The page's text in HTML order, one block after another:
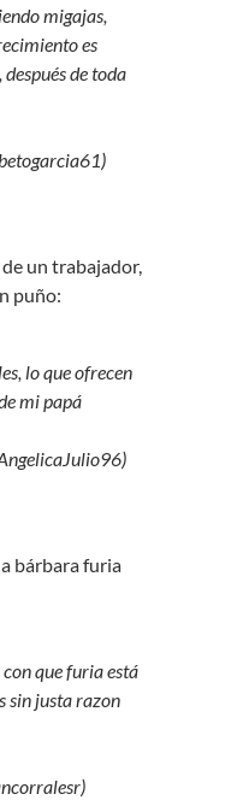
migajas,
es
de toda
un trabajador,
puño:
lo que ofrecen
mi papá
bárbara furia
que furia está
sin justa razon